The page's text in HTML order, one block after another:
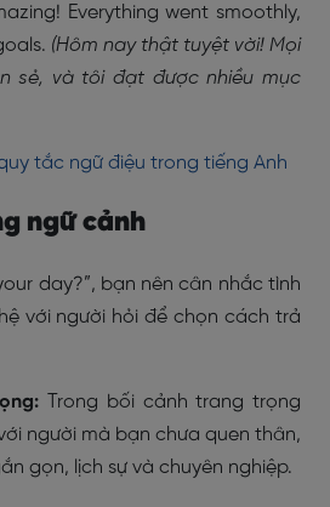
Everything went smoothly,
(Hôm nay thật tuyệt vời! Mọi
sẻ, và tôi đạt được nhiều mục
tắc ngữ điệu trong tiếng Anh
ngữ cảnh
day?”, bạn nên cân nhắc tình
với người hỏi để chọn cách trả
Trong bối cảnh trang trọng
người mà bạn chưa quen thân,
gọn, lịch sự và chuyên nghiệp.